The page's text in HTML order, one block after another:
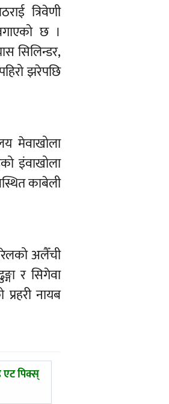
त्रिवेणी
छ ।
सिलिन्डर,
झरेपछि
मेवाखोला
इंवाखोला
काबेली
अलैँची
र सिगेवा
नायब
एट पिक्स्